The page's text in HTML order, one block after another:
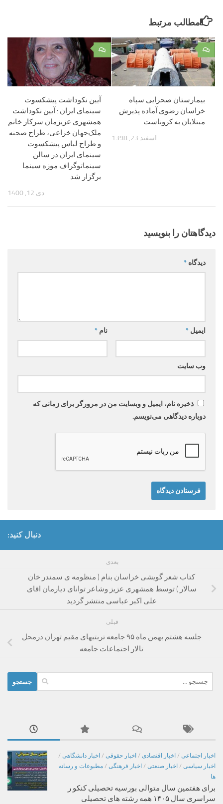
مطالب مرتبط
۰
آیین نکوداشت پیشکسوت
سینمای ایران : آیین نکوداشت
همشهری عزیزمان سرکار خانم
ملک‌جهان خزاعی، طراح صحنه
و طراح لباس پیشکسوت
سینمای ایران در سالن
سینماتوگراف موزه سینما
برگزار شد
دی 12, 1400
۰
بیمارستان صحرایی سپاه
خراسان رضوی آماده پذیرش
مبتلایان به کروناست
اسفند 23, 1398
دیدگاهتان را بنویسید
دیدگاه *
نام * ایمیل *
وب‌ سایت
ذخیره نام، ایمیل و وبسایت من در مرورگر برای زمانی که
دوباره دیدگاهی می‌نویسم.
دنبال کنید:
بعدی
کتاب شعر گویشی خراسان بنام ( منظومه ی سمندر خان
سالار ) توسط همشهری عزیز وشاعر توانای دیارمان اقای
علی اکبر عباسی منتشر گردید
قبلی
جلسه هشتم بهمن ماه ۹۵ جامعه تربتیهای مقیم تهران درمحل
تالار اجتماعات جامعه
برای:
اخبار اجتماعی / اخبار اقتصادی / اخبار حقوقی / اخبار دانشگاهی /
اخبار سیاسی / اخبار صنعتی / اخبار فرهنگی / مطبوعات و رسانه
ها
برای هفتمین سال متوالی بورسیه تحصیلی کنکو ر
سراسری سال ۱۴۰۵ همه رشته های تحصیلی